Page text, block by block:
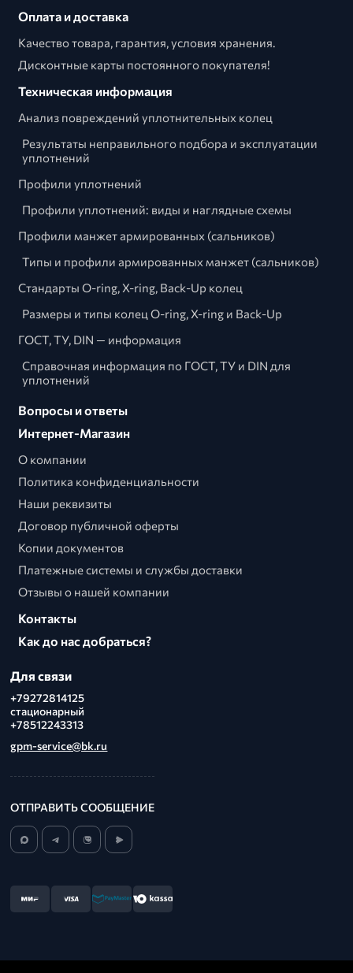
Оплата и доставка
Качество товара, гарантия, условия хранения.
Дисконтные карты постоянного покупателя!
Техническая информация
Анализ повреждений уплотнительных колец
Результаты неправильного подбора и эксплуатации
уплотнений
Профили уплотнений
Профили уплотнений: виды и наглядные схемы
Профили манжет армированных (сальников)
Типы и профили армированных манжет (сальников)
Стандарты O-ring, X-ring, Back-Up колец
Размеры и типы колец O-ring, X-ring и Back-Up
ГОСТ, ТУ, DIN — информация
Справочная информация по ГОСТ, ТУ и DIN для
уплотнений
Вопросы и ответы
Интернет-Магазин
О компании
Политика конфиденциальности
Наши реквизиты
Договор публичной оферты
Копии документов
Платежные системы и службы доставки
Отзывы о нашей компании
Контакты
Как до нас добраться?
Для связи
+79272814125
стационарный
+78512243313
gpm-service@bk.ru
ОТПРАВИТЬ СООБЩЕНИЕ